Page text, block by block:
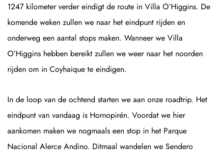
1247 kilometer verder eindigt de route in Villa O’Higgins. De
komende weken zullen we naar het eindpunt rijden en
onderweg een aantal stops maken. Wanneer we Villa
O’Higgins hebben bereikt zullen we weer naar het noorden
rijden om in Coyhaique te eindigen.
In de loop van de ochtend starten we aan onze roadtrip. Het
eindpunt van vandaag is Hornopirén. Voordat we hier
aankomen maken we nogmaals een stop in het Parque
Nacional Alerce Andino. Ditmaal wandelen we Sendero